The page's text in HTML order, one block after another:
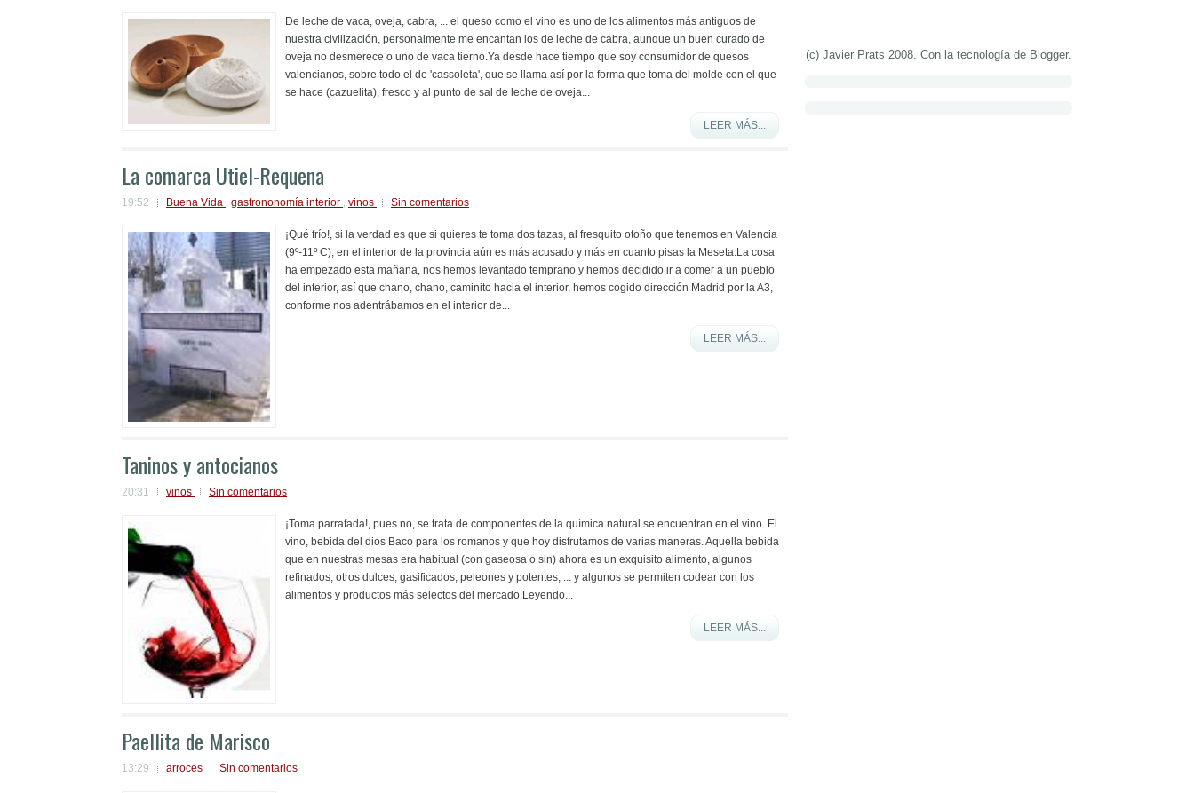
De leche de vaca, oveja, cabra, ... el queso como el vino es uno de los alimentos más antiguos de
nuestra civilización, personalmente me encantan los de leche de cabra, aunque un buen curado de
oveja no desmerece o uno de vaca tierno.Ya desde hace tiempo que soy consumidor de quesos
valencianos, sobre todo el de 'cassoleta', que se llama así por la forma que toma del molde con el que
se hace (cazuelita), fresco y al punto de sal de leche de oveja...
LEER MÁS...
La comarca Utiel-Requena
19:52 Buena Vida , gastrononomía interior , vinos Sin comentarios
¡Qué frío!, si la verdad es que si quieres te toma dos tazas, al fresquito otoño que tenemos en Valencia
(9º-11º C), en el interior de la provincia aún es más acusado y más en cuanto pisas la Meseta.La cosa
ha empezado esta mañana, nos hemos levantado temprano y hemos decidido ir a comer a un pueblo
del interior, así que chano, chano, caminito hacia el interior, hemos cogido dirección Madrid por la A3,
conforme nos adentrábamos en el interior de...
LEER MÁS...
Taninos y antocianos
20:31 vinos Sin comentarios
¡Toma parrafada!, pues no, se trata de componentes de la química natural se encuentran en el vino. El
vino, bebida del dios Baco para los romanos y que hoy disfrutamos de varias maneras. Aquella bebida
que en nuestras mesas era habitual (con gaseosa o sin) ahora es un exquisito alimento, algunos
refinados, otros dulces, gasificados, peleones y potentes, ... y algunos se permiten codear con los
alimentos y productos más selectos del mercado.Leyendo...
LEER MÁS...
Paellita de Marisco
13:29 arroces Sin comentarios
(c) Javier Prats 2008. Con la tecnología de Blogger.